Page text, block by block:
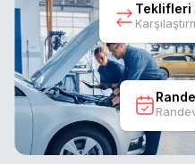
Teklifleri